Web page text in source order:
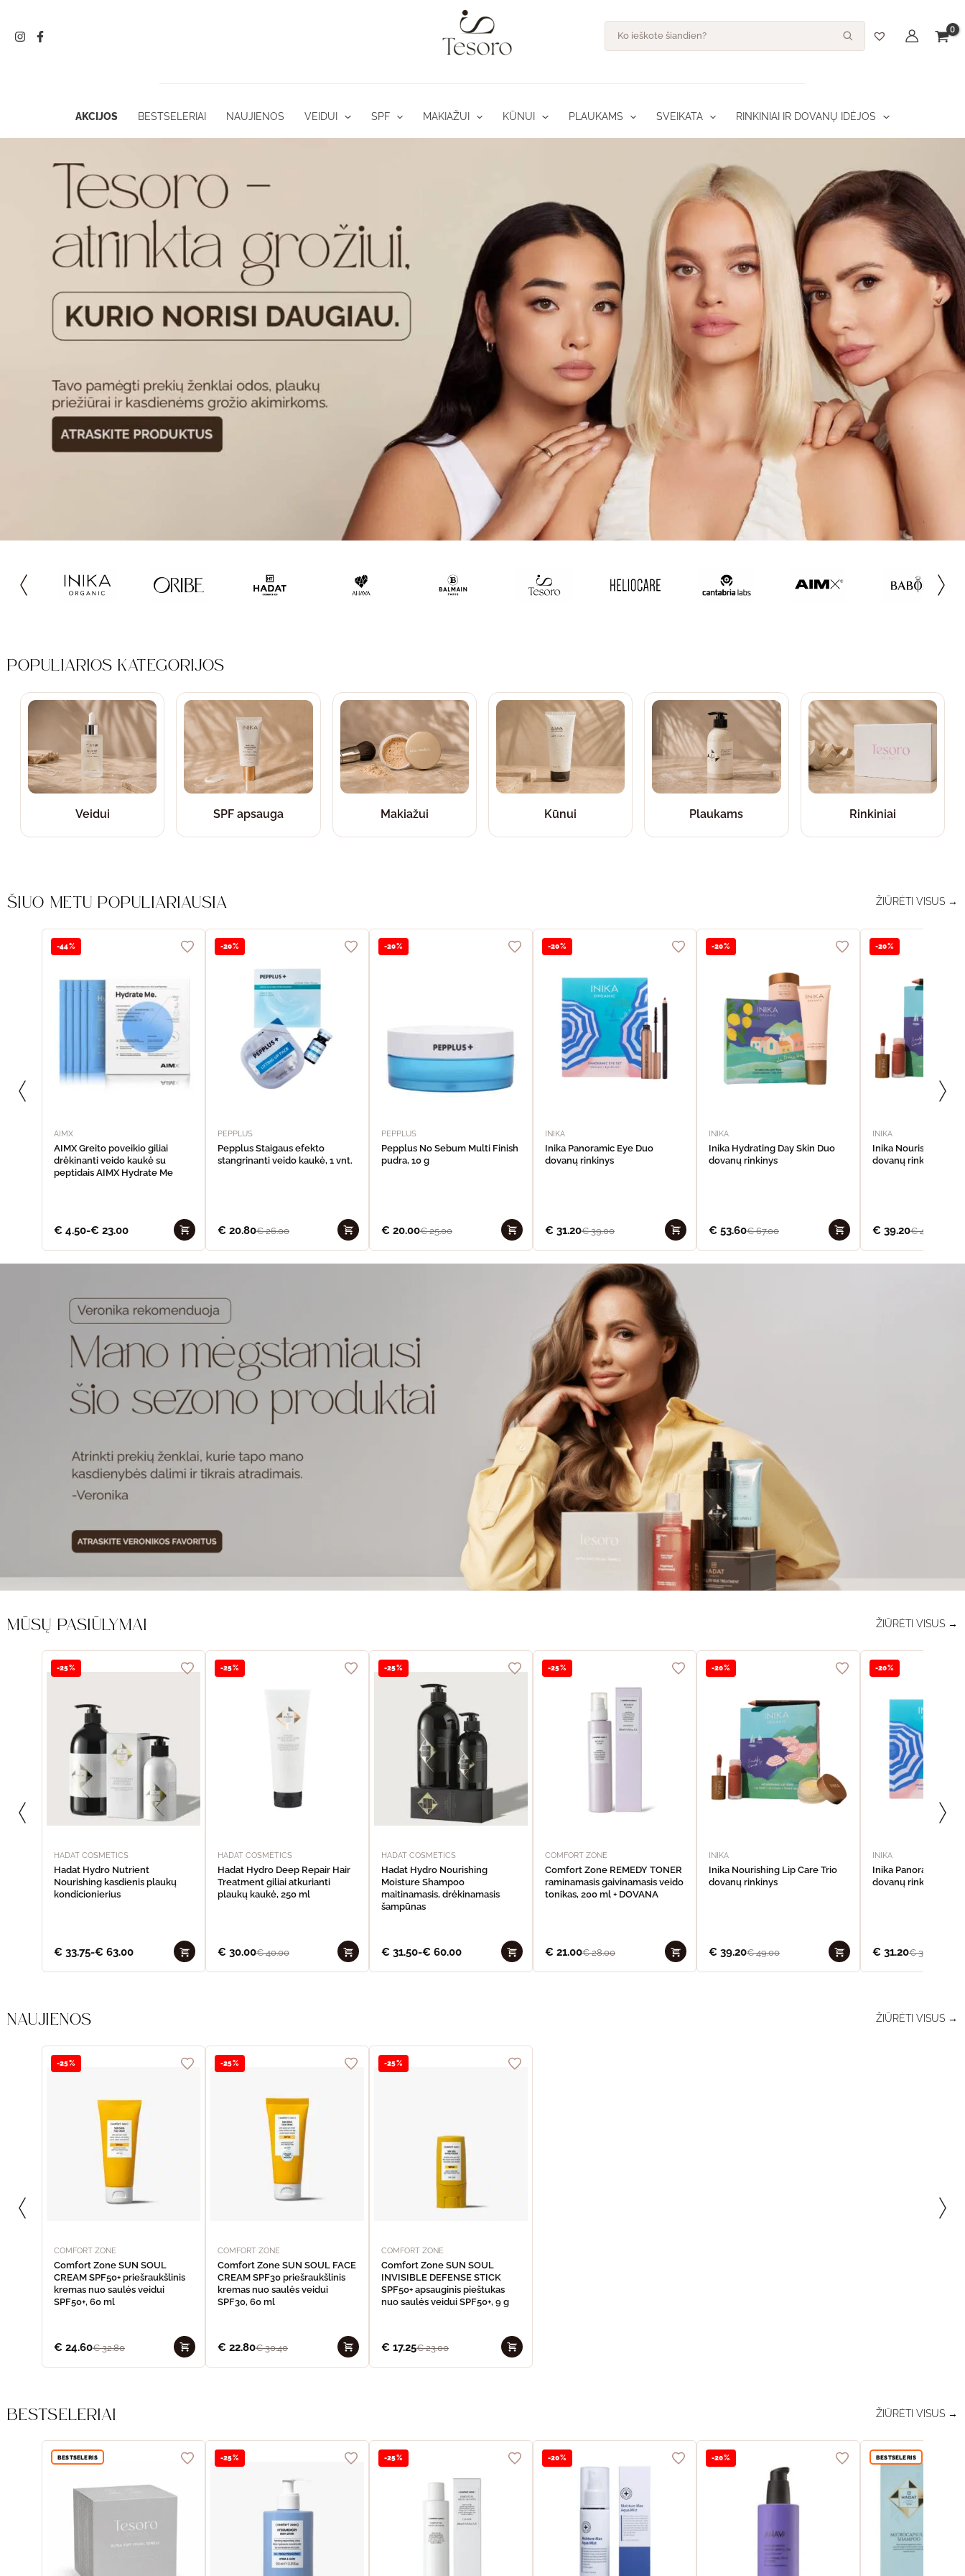
turinio
search
AKCIJOS BESTSELERIAI NAUJIENOS VEIDUI SPF MAKIAŽUI KŪNUI PLAUKAMS SVEIKATA RINKINIAI IR DOVANŲ IDĖJOS
POPULIARIOS KATEGORIJOS
Veidui SPF apsauga Makiažui Kūnui Plaukams Rinkiniai
ŠIUO METU POPULIARIAUSIA ŽIŪRĖTI VISUS →
-44%
AIMX
AIMX Greito poveikio giliai
drėkinanti veido kaukė su
peptidais AIMX Hydrate Me
€ 4.50-€ 23.00
-20%
PEPPLUS
Pepplus Staigaus efekto
stangrinanti veido kaukė, 1 vnt.
€ 20.80€26.00
-20%
PEPPLUS
Pepplus No Sebum Multi Finish
pudra, 10 g
€ 20.00€25.00
-20%
INIKA
Inika Panoramic Eye Duo
dovanų rinkinys
€ 31.20€39.00
-20%
INIKA
Inika Hydrating Day Skin Duo
dovanų rinkinys
€ 53.60€67.00
-20%
INIKA
Inika Nourishing Lip
dovanų rinkinys
€ 39.20€49.00
MŪSŲ PASIŪLYMAI ŽIŪRĖTI VISUS →
-25%
HADAT COSMETICS
Hadat Hydro Nutrient
Nourishing kasdienis plaukų
kondicionierius
€ 33.75-€ 63.00
-25%
HADAT COSMETICS
Hadat Hydro Deep Repair Hair
Treatment giliai atkurianti
plaukų kaukė, 250 ml
€ 30.00€40.00
-25%
HADAT COSMETICS
Hadat Hydro Nourishing
Moisture Shampoo
maitinamasis, drėkinamasis
šampūnas
€ 31.50-€ 60.00
-25%
COMFORT ZONE
Comfort Zone REMEDY TONER
raminamasis gaivinamasis veido
tonikas, 200 ml + DOVANA
€ 21.00€28.00
-20%
INIKA
Inika Nourishing Lip Care Trio
dovanų rinkinys
€ 39.20€49.00
-20%
INIKA
Inika Panoramic Eye
dovanų rinkinys
€ 31.20€39.00
NAUJIENOS ŽIŪRĖTI VISUS →
-25%
COMFORT ZONE
Comfort Zone SUN SOUL
CREAM SPF50+ priešraukšlinis
kremas nuo saulės veidui
SPF50+, 60 ml
€ 24.60€32.80
-25%
COMFORT ZONE
Comfort Zone SUN SOUL FACE
CREAM SPF30 priešraukšlinis
kremas nuo saulės veidui
SPF30, 60 ml
€ 22.80€30.40
-25%
COMFORT ZONE
Comfort Zone SUN SOUL
INVISIBLE DEFENSE STICK
SPF50+ apsauginis pieštukas
nuo saulės veidui SPF50+, 9 g
€ 17.25€23.00
BESTSELERIAI ŽIŪRĖTI VISUS →
BESTSELERIS -25% -25% -20% -20% BESTSELERIS